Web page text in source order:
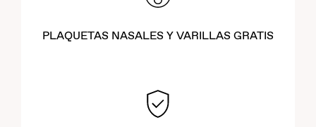
PLAQUETAS NASALES Y VARILLAS GRATIS